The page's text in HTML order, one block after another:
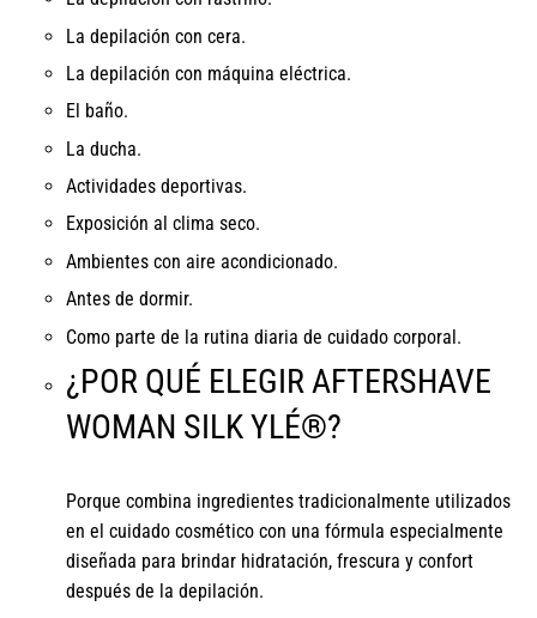
La depilación con cera.
La depilación con máquina eléctrica.
El baño.
La ducha.
Actividades deportivas.
Exposición al clima seco.
Ambientes con aire acondicionado.
Antes de dormir.
Como parte de la rutina diaria de cuidado corporal.
¿POR QUÉ ELEGIR AFTERSHAVE
WOMAN SILK YLÉ®?
Porque combina ingredientes tradicionalmente utilizados
en el cuidado cosmético con una fórmula especialmente
diseñada para brindar hidratación, frescura y confort
después de la depilación.